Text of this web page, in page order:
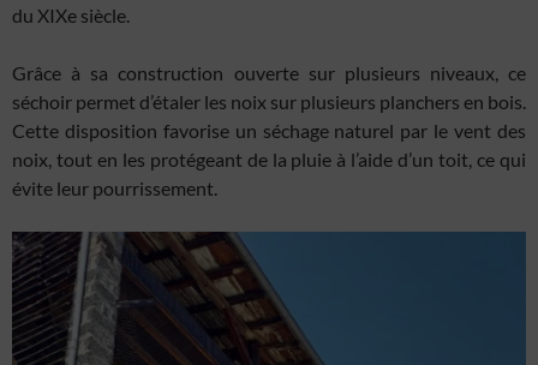
du XIXe siècle.
Grâce à sa construction ouverte sur plusieurs niveaux, ce
séchoir permet d’étaler les noix sur plusieurs planchers en bois.
Cette disposition favorise un séchage naturel par le vent des
noix, tout en les protégeant de la pluie à l’aide d’un toit, ce qui
évite leur pourrissement.